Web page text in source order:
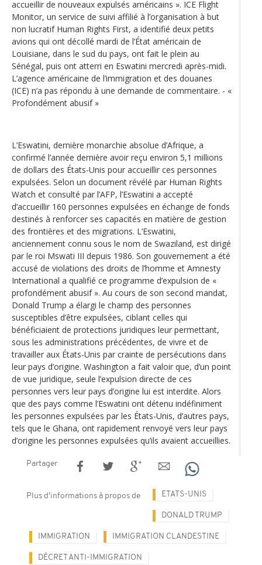
accueillir de nouveaux expulsés américains ». ICE Flight
Monitor, un service de suivi affilié à l’organisation à but
non lucratif Human Rights First, a identifié deux petits
avions qui ont décollé mardi de l’État américain de
Louisiane, dans le sud du pays, ont fait le plein au
Sénégal, puis ont atterri en Eswatini mercredi après-midi.
L’agence américaine de l’immigration et des douanes
(ICE) n’a pas répondu à une demande de commentaire. - «
Profondément abusif »
L’Eswatini, dernière monarchie absolue d’Afrique, a
confirmé l’année dernière avoir reçu environ 5,1 millions
de dollars des États-Unis pour accueillir ces personnes
expulsées. Selon un document révélé par Human Rights
Watch et consulté par l’AFP, l’Eswatini a accepté
d’accueillir 160 personnes expulsées en échange de fonds
destinés à renforcer ses capacités en matière de gestion
des frontières et des migrations. L’Eswatini,
anciennement connu sous le nom de Swaziland, est dirigé
par le roi Mswati III depuis 1986. Son gouvernement a été
accusé de violations des droits de l’homme et Amnesty
International a qualifié ce programme d’expulsion de «
profondément abusif ». Au cours de son second mandat,
Donald Trump a élargi le champ des personnes
susceptibles d’être expulsées, ciblant celles qui
bénéficiaient de protections juridiques leur permettant,
sous les administrations précédentes, de vivre et de
travailler aux États-Unis par crainte de persécutions dans
leur pays d’origine. Washington a fait valoir que, d’un point
de vue juridique, seule l’expulsion directe de ces
personnes vers leur pays d’origine lui est interdite. Alors
que des pays comme l’Eswatini ont détenu indéfiniment
les personnes expulsées par les États-Unis, d’autres pays,
tels que le Ghana, ont rapidement renvoyé vers leur pays
d’origine les personnes expulsées qu’ils avaient accueillies.
Partager
Plus d'informations à propos de ETATS-UNIS
DONALD TRUMP
IMMIGRATION IMMIGRATION CLANDESTINE
DÉCRET ANTI-IMMIGRATION